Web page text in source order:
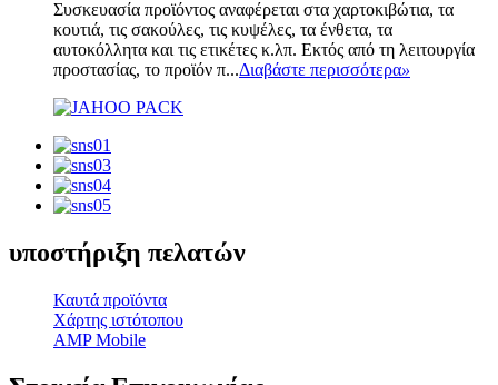
Συσκευασία προϊόντος αναφέρεται στα χαρτοκιβώτια, τα
κουτιά, τις σακούλες, τις κυψέλες, τα ένθετα, τα
αυτοκόλλητα και τις ετικέτες κ.λπ. Εκτός από τη λειτουργία
προστασίας, το προϊόν π...Διαβάστε περισσότερα»
υποστήριξη πελατών
Καυτά προϊόντα
Χάρτης ιστότοπου
AMP Mobile